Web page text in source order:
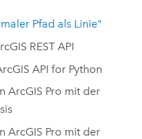
Pfad als Linie"
REST API
API for Python
ArcGIS Pro mit der
ArcGIS Pro mit der